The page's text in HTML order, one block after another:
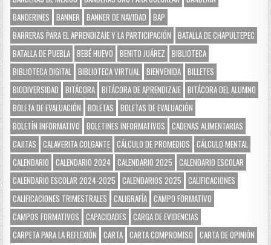
BANDERINES
BANNER BANNER DE NAVIDAD
BAP
BARRERAS PARA EL APRENDIZAJE Y LA PARTICIPACIÓN
BATALLA DE CHAPULTEPEC
BATALLA DE PUEBLA BEBÉ HUEVO BENITO JUÁREZ
BIBLIOTECA
BIBLIOTECA DIGITAL
BIBLIOTECA VIRTUAL BIENVENIDA BILLETES
BIODIVERSIDAD
BITÁCORA BITÁCORA DE APRENDIZAJE BITÁCORA DEL ALUMNO
BOLETA DE EVALUACIÓN
BOLETAS
BOLETAS DE EVALUACIÓN
BOLETÍN INFORMATIVO
BOLETINES INFORMATIVOS
CADENAS ALIMENTARIAS
CAJITAS
CALAVERITA COLGANTE CÁLCULO DE PROMEDIOS
CÁLCULO MENTAL
CALENDARIO
CALENDARIO 2024 CALENDARIO 2025
CALENDARIO ESCOLAR
CALENDARIO ESCOLAR 2024-2025
CALENDARIOS 2025
CALIFICACIONES
CALIFICACIONES TRIMESTRALES
CALIGRAFÍA CAMPO FORMATIVO
CAMPOS FORMATIVOS
CAPACIDADES
CARGA DE EVIDENCIAS
CARPETA PARA LA REFLEXIÓN
CARTA CARTA COMPROMISO
CARTA DE OPINIÓN